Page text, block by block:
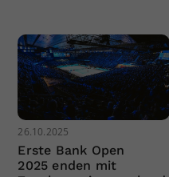
26.10.2025
Erste Bank Open
2025 enden mit